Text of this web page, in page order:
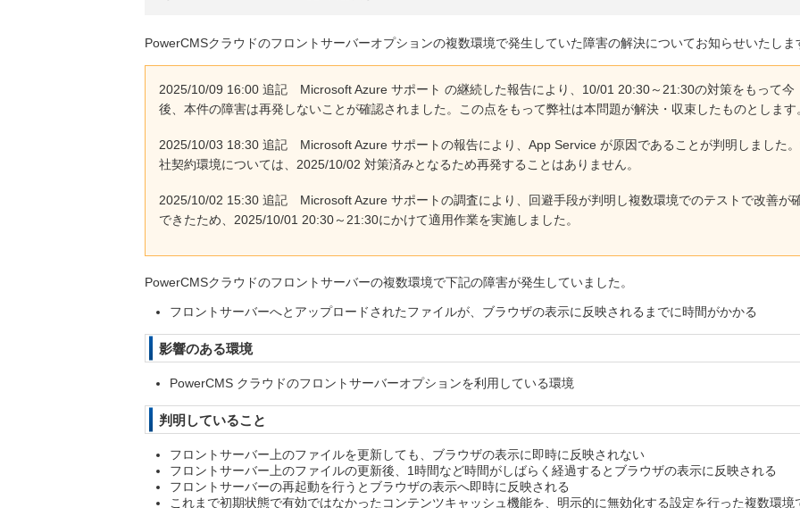
PowerCMSクラウドのフロントサーバーオプションの複数環境で発生していた障害の解決についてお知らせいたしま
2025/10/09 16:00 追記 Microsoft Azure サポート の継続した報告により、10/01 20:30～21:30の対策をもって今
後、本件の障害は再発しないことが確認されました。この点をもって弊社は本問題が解決・収束したものとします
2025/10/03 18:30 追記 Microsoft Azure サポートの報告により、App Service が原因であることが判明しました
社契約環境については、2025/10/02 対策済みとなるため再発することはありません。
2025/10/02 15:30 追記 Microsoft Azure サポートの調査により、回避手段が判明し複数環境でのテストで改善が
できたため、2025/10/01 20:30～21:30にかけて適用作業を実施しました。
PowerCMSクラウドのフロントサーバーの複数環境で下記の障害が発生していました。
フロントサーバーへとアップロードされたファイルが、ブラウザの表示に反映されるまでに時間がかかる
影響のある環境
PowerCMS クラウドのフロントサーバーオプションを利用している環境
判明していること
フロントサーバー上のファイルを更新しても、ブラウザの表示に即時に反映されない
フロントサーバー上のファイルの更新後、1時間など時間がしばらく経過するとブラウザの表示に反映される
フロントサーバーの再起動を行うとブラウザの表示へ即時に反映される
これまで初期状態で有効ではなかったコンテンツキャッシュ機能を、明示的に無効化する設定を行った複数環境